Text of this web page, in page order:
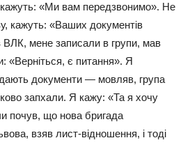
«Ми вам передзвонимо». Не
кажуть: «Ваших документів
мене записали в групи, мав
«Верніться, є питання». Я
документи — мовляв, група
запхали. Я кажу: «Та я хочу
почув, що нова бригада
взяв лист-відношення, і тоді